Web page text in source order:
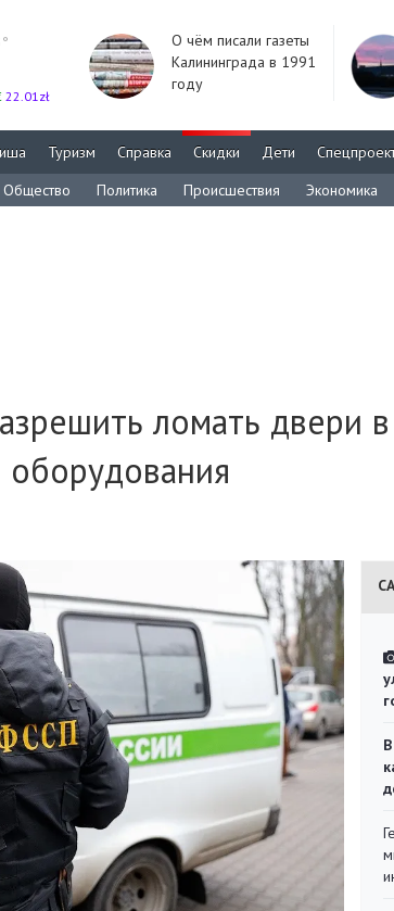
22.01zł
О чём писали газеты
Калининграда в 1991
году
Туризм Справка Скидки Дети
Общество Политика Происшествия Экономика
ломать двери
оборудования